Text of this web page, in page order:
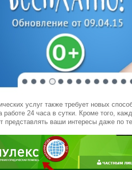
услуг также требует новых
работе 24 часа в сутки. Кроме того,
представлять ваши интересы даже по